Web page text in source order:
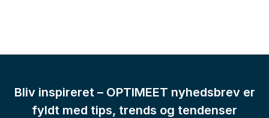
Bliv inspireret – OPTIMEET nyhedsbrev er
fyldt med tips, trends og tendenser